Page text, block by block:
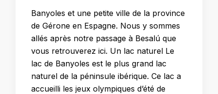
Banyoles et une petite ville de la province
de Gérone en Espagne. Nous y sommes
allés après notre passage à Besalú que
vous retrouverez ici. Un lac naturel Le
lac de Banyoles est le plus grand lac
naturel de la péninsule ibérique. Ce lac a
accueilli les jeux olympiques d’été de